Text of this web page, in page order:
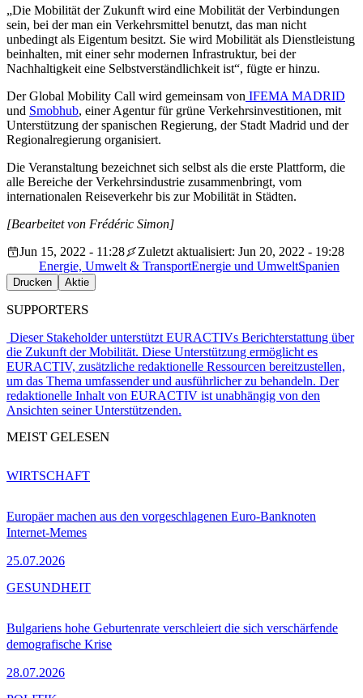
„Die Mobilität der Zukunft wird eine Mobilität der Verbindungen
sein, bei der man ein Verkehrsmittel benutzt, das man nicht
unbedingt als Eigentum besitzt. Sie wird Mobilität als Dienstleistung
beinhalten, mit einer sehr modernen Infrastruktur, bei der
Nachhaltigkeit eine Selbstverständlichkeit ist“, fügte er hinzu.
Der Global Mobility Call wird gemeinsam von IFEMA MADRID
und Smobhub, einer Agentur für grüne Verkehrsinvestitionen, mit
Unterstützung der spanischen Regierung, der Stadt Madrid und der
Regionalregierung organisiert.
Die Veranstaltung bezeichnet sich selbst als die erste Plattform, die
alle Bereiche der Verkehrsindustrie zusammenbringt, vom
internationalen Reiseverkehr bis zur Mobilität in Städten.
[Bearbeitet von Frédéric Simon]
Jun 15, 2022 - 11:28
Zuletzt aktualisiert: Jun 20, 2022 - 19:28
Energie, Umwelt & TransportEnergie und UmweltSpanien
Drucken Aktie
SUPPORTERS
Dieser Stakeholder unterstützt EURACTIVs Berichterstattung über
die Zukunft der Mobilität. Diese Unterstützung ermöglicht es
EURACTIV, zusätzliche redaktionelle Ressourcen bereitzustellen,
um das Thema umfassender und ausführlicher zu behandeln. Der
redaktionelle Inhalt von EURACTIV ist unabhängig von den
Ansichten seiner Unterstützenden.
MEIST GELESEN
Europäer machen aus den vorgeschlagenen Euro-Banknoten
Internet-Memes
25.07.2026
WIRTSCHAFT
Bulgariens hohe Geburtenrate verschleiert die sich verschärfende
demografische Krise
28.07.2026
GESUNDHEIT